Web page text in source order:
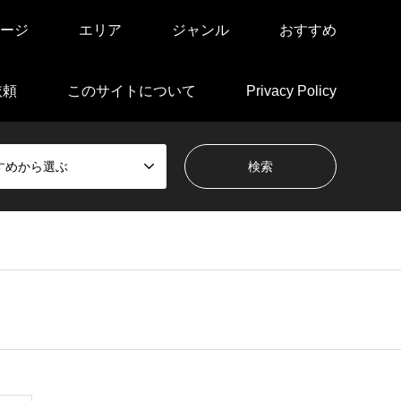
ジ エリア ジャンル おすすめ
頼 このサイトについて Privacy Policy
めから選ぶ